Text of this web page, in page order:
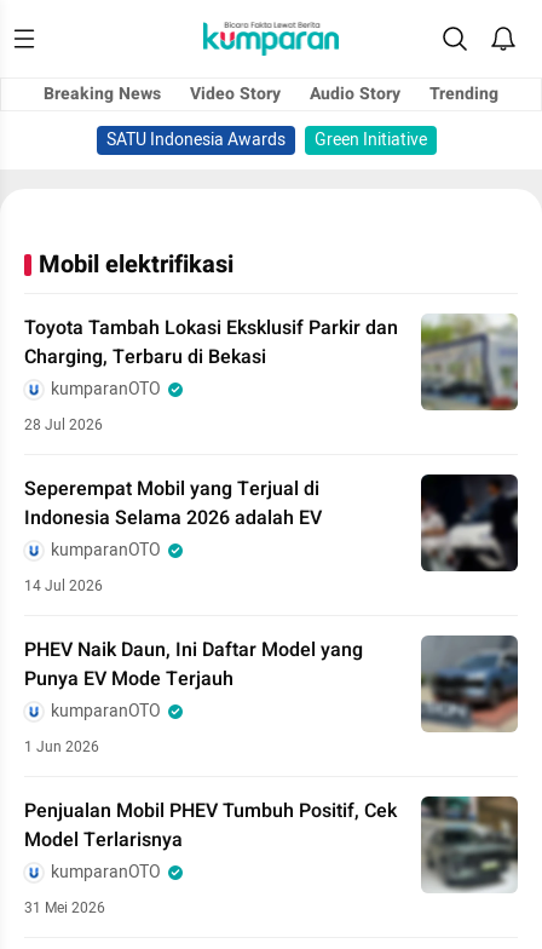
Breaking News Video Story Audio Story
Trending
SATU Indonesia Awards
Green Initiative
Mobil elektrifikasi
Toyota Tambah Lokasi Eksklusif Parkir dan
Charging, Terbaru di Bekasi
kumparanOTO
28 Jul 2026
Seperempat Mobil yang Terjual di
Indonesia Selama 2026 adalah EV
kumparanOTO
14 Jul 2026
PHEV Naik Daun, Ini Daftar Model yang
Punya EV Mode Terjauh
kumparanOTO
1 Jun 2026
Penjualan Mobil PHEV Tumbuh Positif, Cek
Model Terlarisnya
kumparanOTO
31 Mei 2026